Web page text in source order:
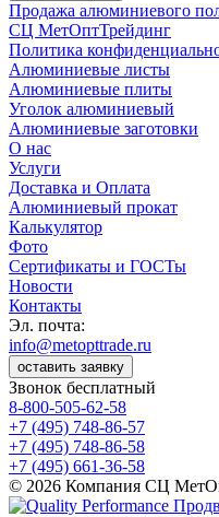
Продажа алюминиевого
СЦ МетОптТрейдинг
Политика
Алюминиевые листы
Алюминиевые плиты
Уголок алюминиевый
Алюминиевые заготовки
О нас
Услуги
Доставка и Оплата
Алюминиевый прокат
Калькулятор
Фото
Сертификаты и ГОСТы
Новости
Контакты
Эл. почта:
info@metopttrade.ru
оставить заявку
Звонок бесплатный
8-800-505-62-58
+7 (495) 748-86-57
+7 (495) 748-86-58
+7 (495) 661-36-58
© 2026 Компания СЦ